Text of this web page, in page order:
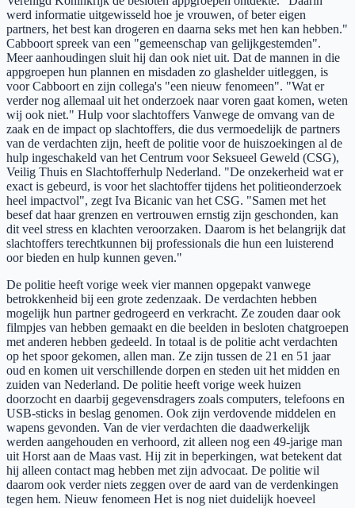
werd informatie uitgewisseld hoe je vrouwen, of beter eigen
partners, het best kan drogeren en daarna seks met hen kan hebben."
Cabboort spreek van een "gemeenschap van gelijkgestemden".
Meer aanhoudingen sluit hij dan ook niet uit. Dat de mannen in die
appgroepen hun plannen en misdaden zo glashelder uitleggen, is
voor Cabboort en zijn collega's "een nieuw fenomeen". "Wat er
verder nog allemaal uit het onderzoek naar voren gaat komen, weten
wij ook niet." Hulp voor slachtoffers Vanwege de omvang van de
zaak en de impact op slachtoffers, die dus vermoedelijk de partners
van de verdachten zijn, heeft de politie voor de huiszoekingen al de
hulp ingeschakeld van het Centrum voor Seksueel Geweld (CSG),
Veilig Thuis en Slachtofferhulp Nederland. "De onzekerheid wat er
exact is gebeurd, is voor het slachtoffer tijdens het politieonderzoek
heel impactvol", zegt Iva Bicanic van het CSG. "Samen met het
besef dat haar grenzen en vertrouwen ernstig zijn geschonden, kan
dit veel stress en klachten veroorzaken. Daarom is het belangrijk dat
slachtoffers terechtkunnen bij professionals die hun een luisterend
oor bieden en hulp kunnen geven."
De politie heeft vorige week vier mannen opgepakt vanwege
betrokkenheid bij een grote zedenzaak. De verdachten hebben
mogelijk hun partner gedrogeerd en verkracht. Ze zouden daar ook
filmpjes van hebben gemaakt en die beelden in besloten chatgroepen
met anderen hebben gedeeld. In totaal is de politie acht verdachten
op het spoor gekomen, allen man. Ze zijn tussen de 21 en 51 jaar
oud en komen uit verschillende dorpen en steden uit het midden en
zuiden van Nederland. De politie heeft vorige week huizen
doorzocht en daarbij gegevensdragers zoals computers, telefoons en
USB-sticks in beslag genomen. Ook zijn verdovende middelen en
wapens gevonden. Van de vier verdachten die daadwerkelijk
werden aangehouden en verhoord, zit alleen nog een 49-jarige man
uit Horst aan de Maas vast. Hij zit in beperkingen, wat betekent dat
hij alleen contact mag hebben met zijn advocaat. De politie wil
daarom ook verder niets zeggen over de aard van de verdenkingen
tegen hem. Nieuw fenomeen Het is nog niet duidelijk hoeveel